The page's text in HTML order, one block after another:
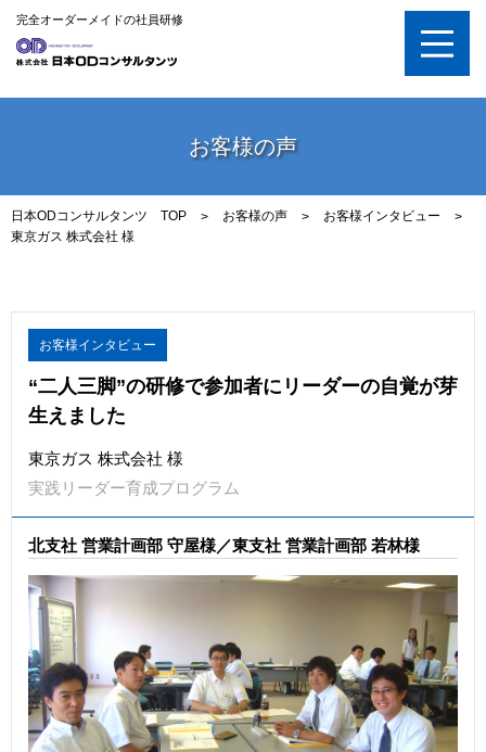
完全オーダーメイドの社員研修
お客様の声
日本ODコンサルタンツ TOP > お客様の声 > お客様インタビュー
>
東京ガス 株式会社 様
お客様インタビュー
“二人三脚”の研修で参加者にリーダーの自覚が芽
生えました
東京ガス 株式会社 様
実践リーダー育成プログラム
北支社 営業計画部 守屋様／東支社 営業計画部 若林様